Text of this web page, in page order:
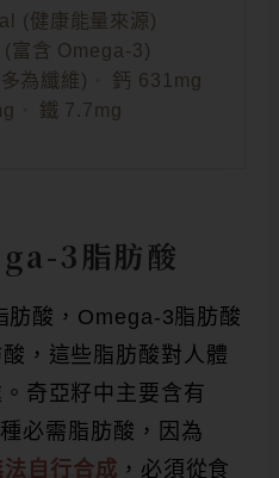
(健康能量來源)
富含 Omega-3)
為纖維)
鈣 631mg
鐵 7.7mg
3脂肪酸
肪酸，Omega-3脂肪酸
，這些脂肪酸對人體
奇亞籽中主要含有
必需脂肪酸，因為
自行合成 ，必須從食